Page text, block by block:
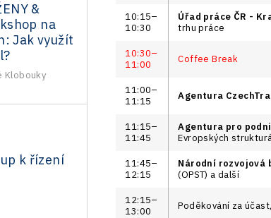
&
na
Jak využít
Klobouky
k řízení
10:15–
10:30
Úřad práce ČR -
trhu práce
10:30–
11:00
Coffee Break
11:00–
11:15
Agentura
11:15–
11:45
Agentura pro
Evropských
11:45–
12:15
Národní rozvojová
(OPST) a další
12:15–
13:00
Poděkování za účast,